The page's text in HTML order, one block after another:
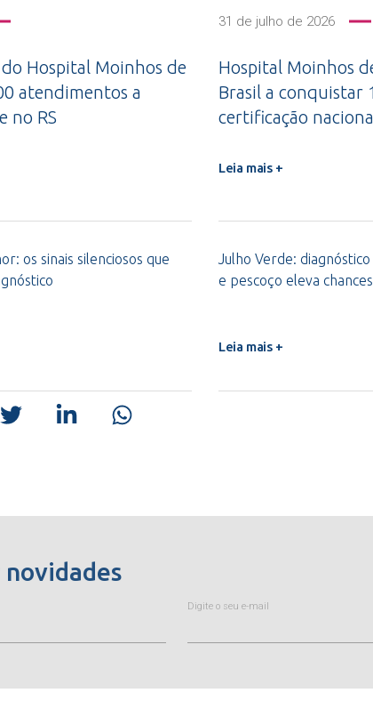
Hospital Moinhos de
atendimentos a
no RS
31 de julho de 2026
Hospital Moinhos
Brasil a conquistar
certificação
Leia mais +
os sinais silenciosos que
Julho Verde:
e pescoço eleva
Leia mais +
Digite o seu e-mail